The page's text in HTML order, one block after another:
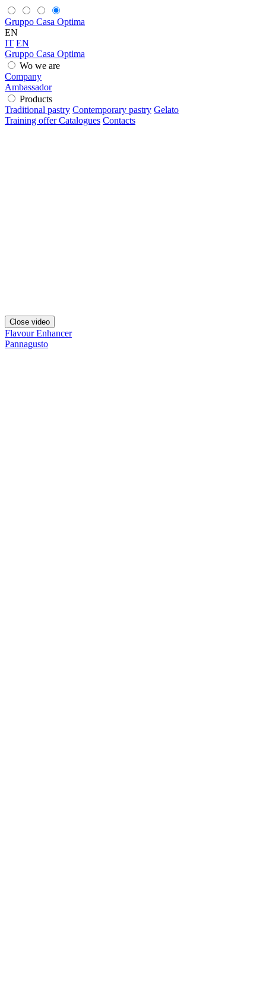
Gruppo Casa Optima
EN
IT EN
Gruppo Casa Optima
Wo we are
Company
Ambassador
Products
Traditional pastry Contemporary pastry Gelato
Training offerCatalogues Contacts
Close video
Flavour Enhancer
Pannagusto